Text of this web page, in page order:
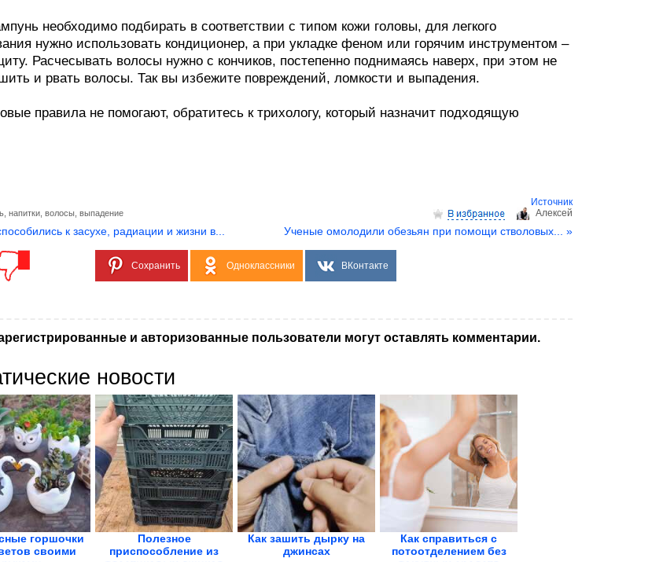
необходимо подбирать в соответствии с типом кожи головы, для легкого
нужно использовать кондиционер, а при укладке феном или горячим инструментом –
Расчесывать волосы нужно с кончиков, постепенно поднимаясь наверх, при этом не
и рвать волосы. Так вы избежите повреждений, ломкости и выпадения.
правила не помогают, обратитесь к трихологу, который назначит подходящую
Источник
Aлексей
напитки волосы выпадение
к засухе, радиации и жизни в... Ученые омолодили обезьян при помощи стволовых... »
Сохранить Одноклассники ВКонтакте
и авторизованные пользователи могут оставлять комментарии.
новости
горшочки
своими
Полезное
приспособление из
Как зашить дырку на
джинсах
Как справиться с
потоотделением без